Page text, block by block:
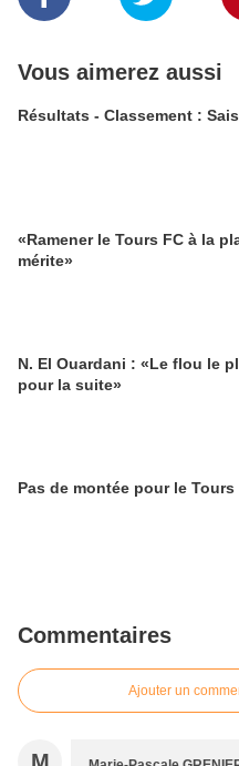
Vous aimerez aussi
Résultats - Classement :
«Ramener le Tours FC à la
mérite»
N. El Ouardani : «Le flou le
pour la suite»
Pas de montée pour le
Commentaires
Ajouter un